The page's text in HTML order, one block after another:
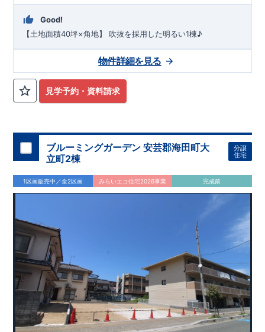
Good!
【土地面積40坪×角地】 吹抜を採用した明るい1棟♪
見学予約・資料請求
物件詳細を見る
ブルーミングガーデン 安芸郡海田町大
立町2棟
分譲
住宅
1区画販売中／全2区画 みらいエコ住宅2026事業 完成前